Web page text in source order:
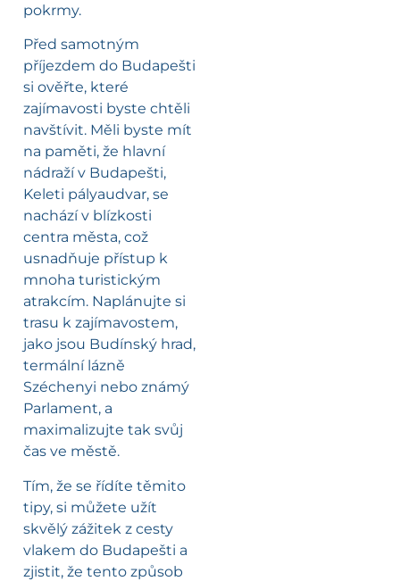
pokrmy.
Před samotným
příjezdem do Budapešti
si ověřte, které
zajímavosti byste chtěli
navštívit. Měli byste mít
na paměti, že hlavní
nádraží v Budapešti,
Keleti pályaudvar, se
nachází v blízkosti
centra města, což
usnadňuje přístup k
mnoha turistickým
atrakcím. Naplánujte si
trasu k zajímavostem,
jako jsou Budínský hrad,
termální lázně
Széchenyi nebo známý
Parlament, a
maximalizujte tak svůj
čas ve městě.
Tím, že se řídíte těmito
tipy, si můžete užít
skvělý zážitek z cesty
vlakem do Budapešti a
zjistit, že tento způsob